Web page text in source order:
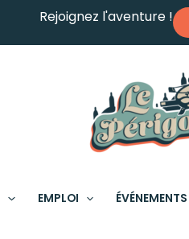
Rejoignez l'aventure !
EMPLOI ÉVÉNEMENTS